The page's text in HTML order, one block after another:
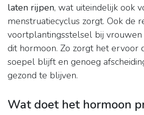
laten rijpen, wat uiteindelijk ook
menstruatiecyclus zorgt. Ook de
voortplantingsstelsel bij vrouwen
dit hormoon. Zo zorgt het ervoor
soepel blijft en genoeg
gezond te blijven.
Wat doet het hormoon